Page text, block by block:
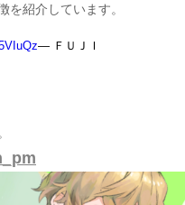
を紹介しています。
— ＦＵＪＩ